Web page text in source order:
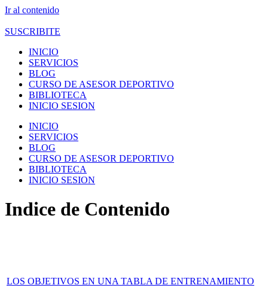
Ir al contenido
SUSCRIBITE
INICIO
SERVICIOS
BLOG
CURSO DE ASESOR DEPORTIVO
BIBLIOTECA
INICIO SESION
INICIO
SERVICIOS
BLOG
CURSO DE ASESOR DEPORTIVO
BIBLIOTECA
INICIO SESION
Indice de Contenido
LOS OBJETIVOS EN UNA TABLA DE ENTRENAMIENTO